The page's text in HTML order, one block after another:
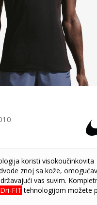
koristi visokoučinkovita
znoj sa kože,
vas suvim.
Dri-FIT tehnologijom možete